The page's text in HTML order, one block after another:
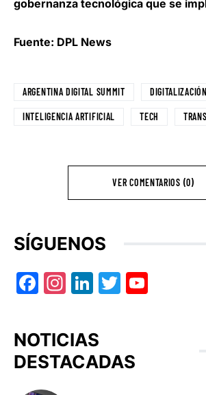
gobernanza tecnológica que se
Fuente: DPL News
ARGENTINA DIGITAL SUMMIT DIGITALIZACIÓN
INTELIGENCIA ARTIFICIAL TECH
VER COMENTARIOS (0)
SÍGUENOS
Facebook
Instagram
LinkedIn
Twitter
NOTICIAS
DESTACADAS